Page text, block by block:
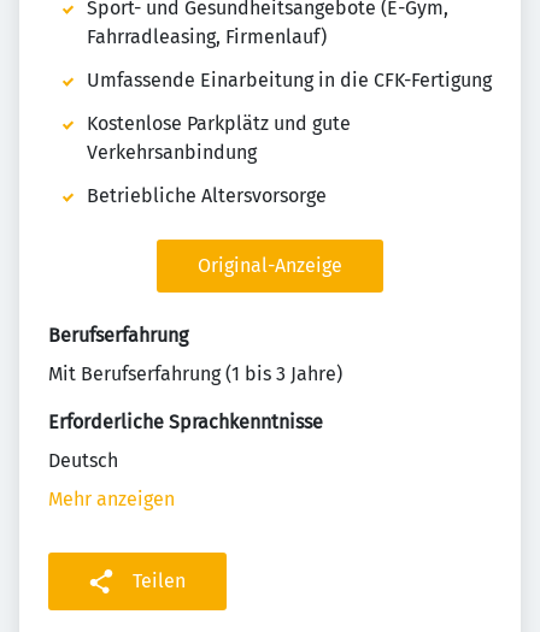
Sport- und Gesundheitsangebote (E-Gym,
Fahrradleasing, Firmenlauf)
Umfassende Einarbeitung in die CFK-Fertigung
Kostenlose Parkplätz und gute
Verkehrsanbindung
Betriebliche Altersvorsorge
Original-Anzeige
Berufserfahrung
Mit Berufserfahrung (1 bis 3 Jahre)
Erforderliche Sprachkenntnisse
Deutsch
Mehr anzeigen
Teilen